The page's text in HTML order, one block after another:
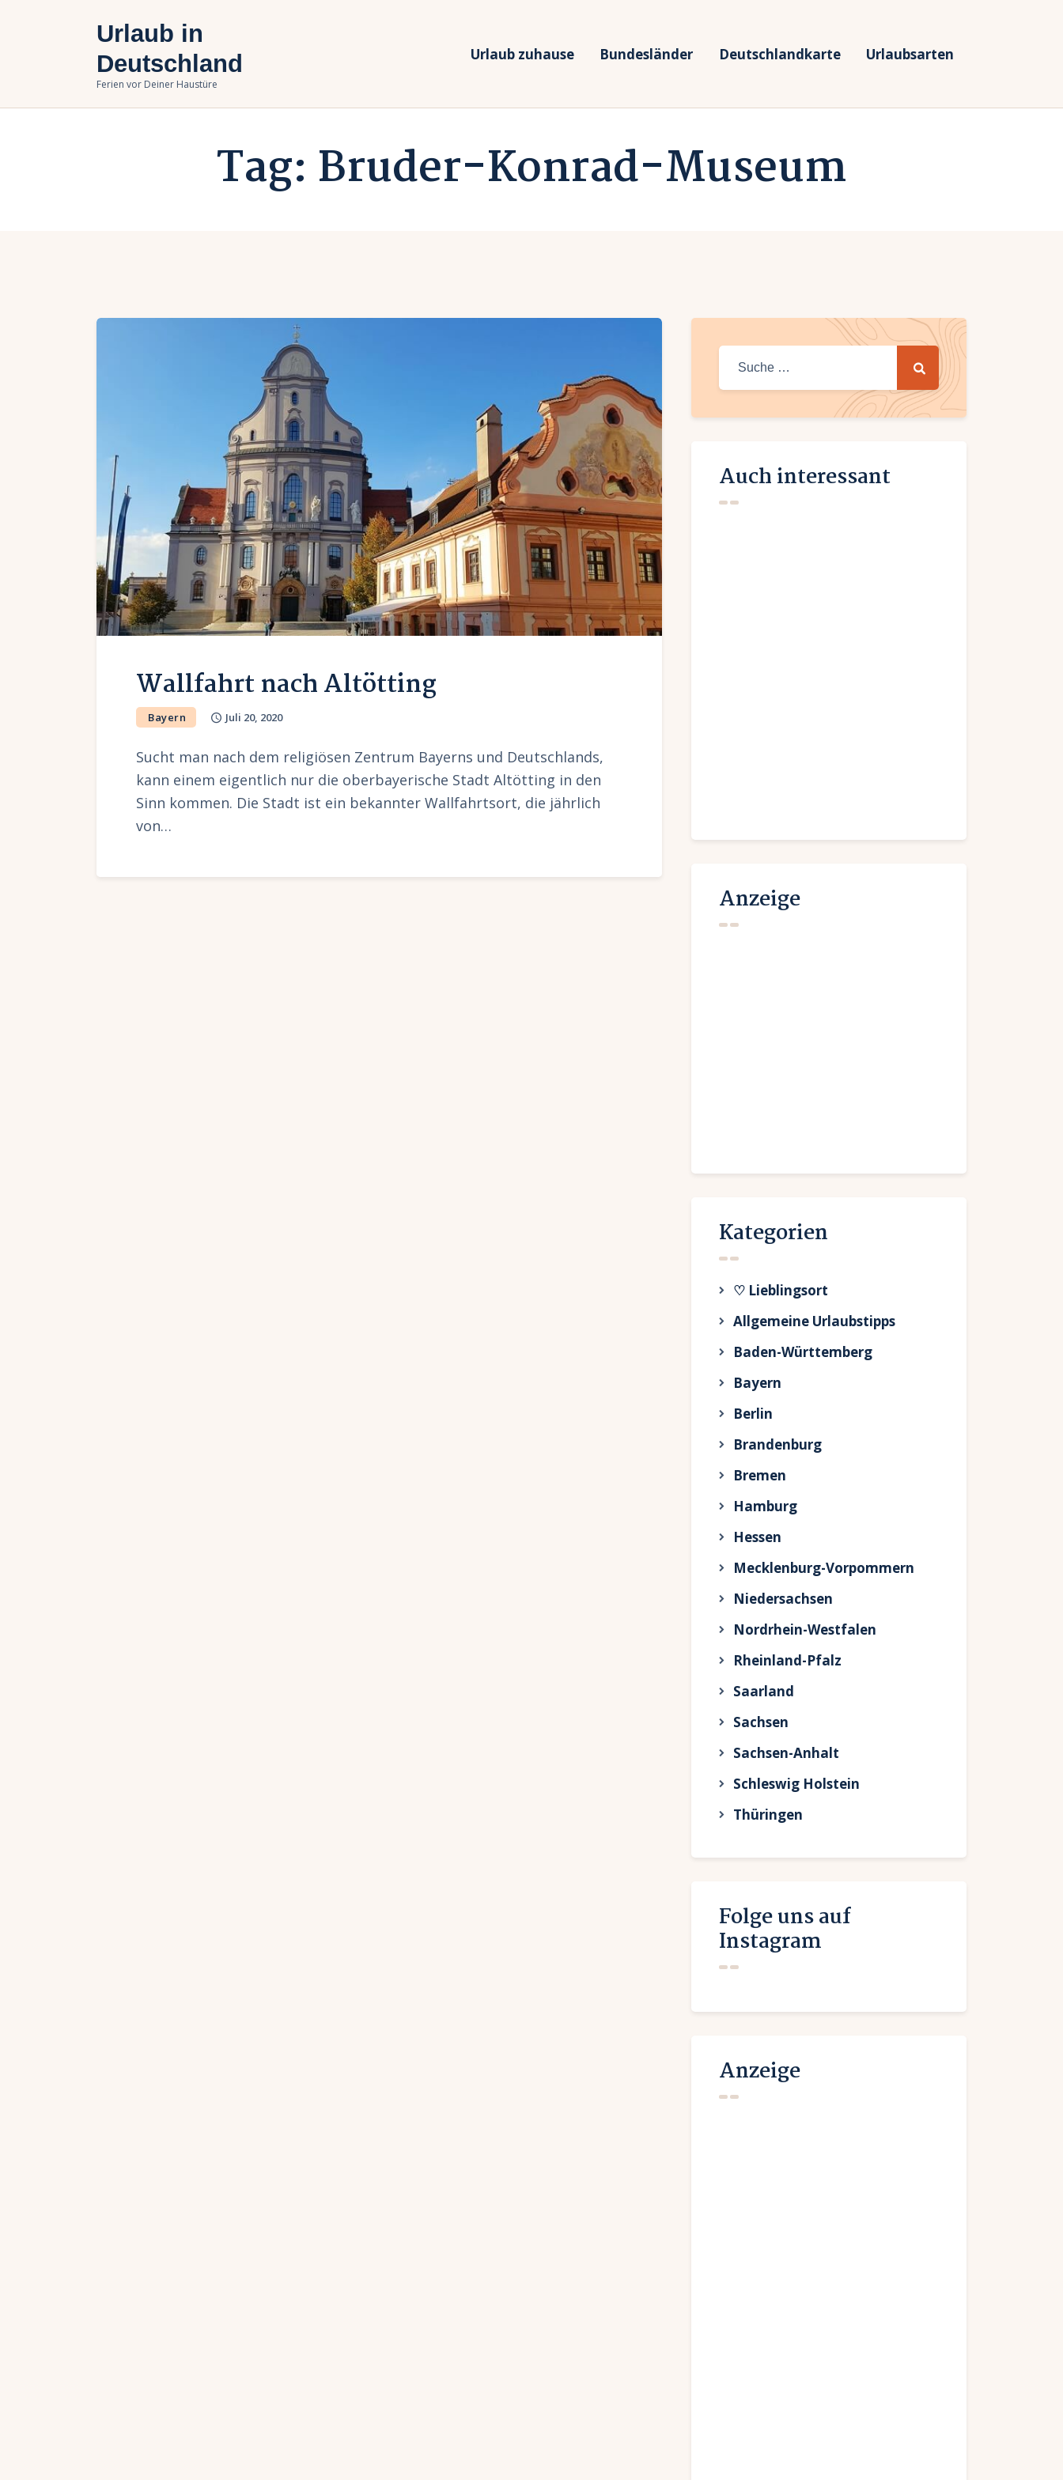
Urlaub in
Deutschland
Ferien vor Deiner Haustüre
Urlaub zuhause Bundesländer Deutschlandkarte Urlaubsarten
Tag: Bruder-Konrad-Museum
Bundesländer
Urlaubsarten
Wallfahrt nach Altötting
Bayern Juli 20, 2020
Sucht man nach dem religiösen Zentrum Bayerns und Deutschlands,
kann einem eigentlich nur die oberbayerische Stadt Altötting in den
Sinn kommen. Die Stadt ist ein bekannter Wallfahrtsort, die jährlich
von…
Auch interessant
Anzeige
Kategorien
♡ Lieblingsort
Allgemeine Urlaubstipps
Baden-Württemberg
Bayern
Berlin
Brandenburg
Bremen
Hamburg
Hessen
Mecklenburg-Vorpommern
Niedersachsen
Nordrhein-Westfalen
Rheinland-Pfalz
Saarland
Sachsen
Sachsen-Anhalt
Schleswig Holstein
Thüringen
Folge uns auf
Instagram
Anzeige